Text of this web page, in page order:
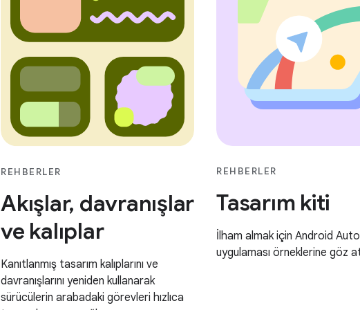
REHBERLER
Akışlar, davranışlar
ve kalıplar
Kanıtlanmış tasarım kalıplarını ve
davranışlarını yeniden kullanarak
sürücülerin arabadaki görevleri hızlıca
REHBERLER
Tasarım kiti
İlham almak için Android Auto
uygulaması örneklerine göz